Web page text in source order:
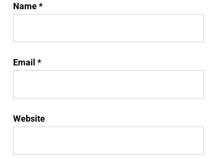
Name*
Email *
Website